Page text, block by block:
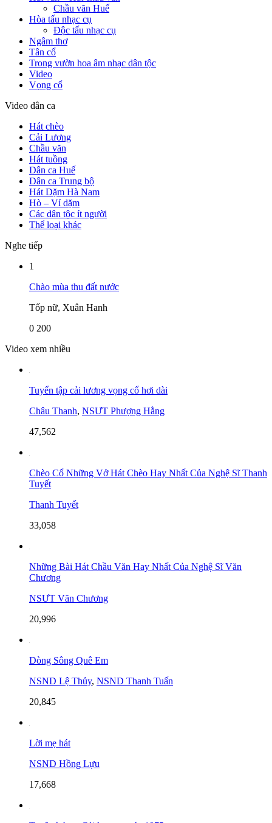
Chầu văn Huế
Hòa tấu nhạc cụ
Độc tấu nhạc cụ
Ngâm thơ
Tân cổ
Trong vườn hoa âm nhạc dân tộc
Video
Vọng cổ
Video dân ca
Hát chèo
Cải Lương
Chầu văn
Hát tuồng
Dân ca Huế
Dân ca Trung bộ
Hát Dặm Hà Nam
Hò – Ví dặm
Các dân tộc ít người
Thể loại khác
Nghe tiếp
1
Chào mùa thu đất nước
Tốp nữ, Xuân Hanh
0 200
Video xem nhiều
Tuyển tập cải lương vọng cổ hơi dài
Châu Thanh, NSƯT Phượng Hằng
47,562
Chèo Cổ Những Vở Hát Chèo Hay Nhất Của Nghệ Sĩ Thanh
Tuyết
Thanh Tuyết
33,058
Những Bài Hát Chầu Văn Hay Nhất Của Nghệ Sĩ Văn
Chương
NSƯT Văn Chương
20,996
Dòng Sông Quê Em
NSND Lệ Thủy, NSND Thanh Tuấn
20,845
Lời mẹ hát
NSND Hồng Lựu
17,668